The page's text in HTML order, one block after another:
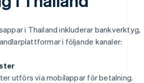
i Thailand inkluderar bankverktyg,
i följande kanaler:
utförs via mobilappar för betalning.